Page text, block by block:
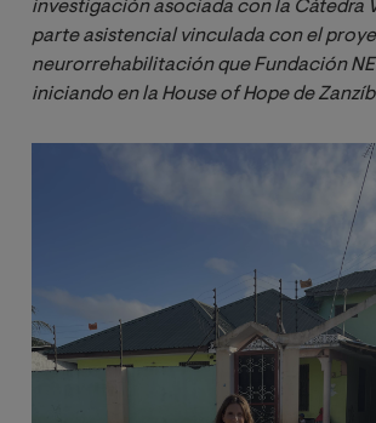
investigación asociada con la Cátedra
parte asistencial vinculada con el
neurorrehabilitación que Fundación
iniciando en la House of Hope de